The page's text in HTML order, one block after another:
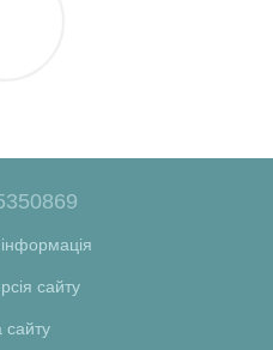
сайту